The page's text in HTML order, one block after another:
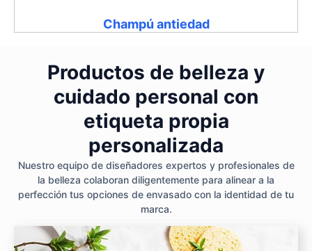
Champú antiedad
Productos de belleza y
cuidado personal con
etiqueta propia
personalizada
Nuestro equipo de diseñadores expertos y profesionales de
la belleza colaboran diligentemente para alinear a la
perfección tus opciones de envasado con la identidad de tu
marca.